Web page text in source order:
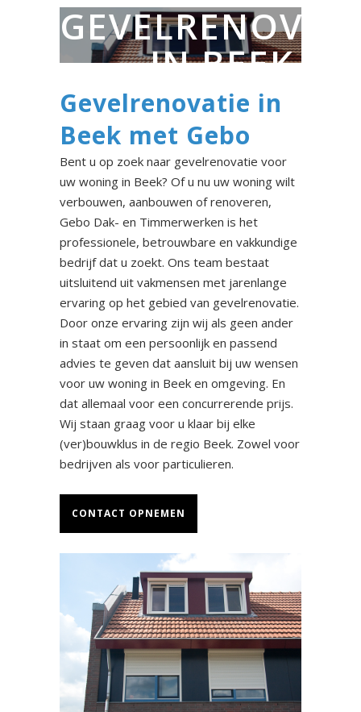
IN BEEK
Gevelrenovatie in
Beek met Gebo
Bent u op zoek naar gevelrenovatie voor
uw woning in Beek? Of u nu uw woning wilt
verbouwen, aanbouwen of renoveren,
Gebo Dak- en Timmerwerken is het
professionele, betrouwbare en vakkundige
bedrijf dat u zoekt. Ons team bestaat
uitsluitend uit vakmensen met jarenlange
ervaring op het gebied van gevelrenovatie.
Door onze ervaring zijn wij als geen ander
in staat om een persoonlijk en passend
advies te geven dat aansluit bij uw wensen
voor uw woning in Beek en omgeving. En
dat allemaal voor een concurrerende prijs.
Wij staan graag voor u klaar bij elke
(ver)bouwklus in de regio Beek. Zowel voor
bedrijven als voor particulieren.
CONTACT OPNEMEN